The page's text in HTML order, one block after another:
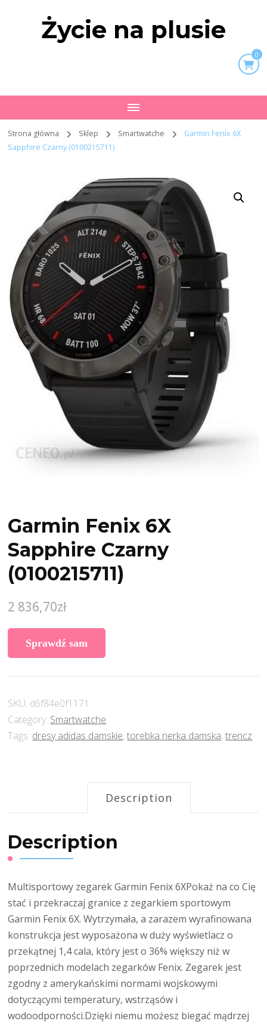
Życie na plusie
0
Strona główna Sklep Smartwatche
Garmin Fenix 6X
Sapphire Czarny (0100215711)
Garmin Fenix 6X
Sapphire Czarny
(0100215711)
2 836,70zł
Sprawdź sam
SKU: d6f84e0f1171
Category: Smartwatche
Tags: dresy adidas damskie,torebka nerka damska,trencz
Description
Description
Multisportowy zegarek Garmin Fenix 6XPokaż na co Cię
stać i przekraczaj granice z zegarkiem sportowym
Garmin Fenix 6X. Wytrzymała, a zarazem wyrafinowana
konstrukcja jest wyposażona w duży wyświetlacz o
przekątnej 1,4 cala, który jest o 36% większy niż w
poprzednich modelach zegarków Fenix. Zegarek jest
zgodny z amerykańskimi normami wojskowymi
dotyczącymi temperatury, wstrząsów i
wodoodporności.Dzięki niemu możesz biegać mądrzej